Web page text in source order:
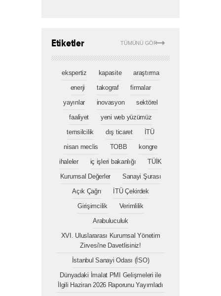
TÜMÜNÜ GÖR
Etiketler
ekspertiz kapasite
araştırma
enerji
takograf
firmalar
yayınlar
inovasyon
sektörel
faaliyet
yeni web yüzümüz
temsilcilik
dış ticaret
İTÜ
nisan meclis
TOBB
kongre
ihaleler
iç işleri bakanlığı
TÜİK
Kurumsal Değerler
Sanayi Şurası
Açık Çağrı
İTÜ Çekirdek
Girişimcilik
Verimlilik
Arabuluculuk
XVI. Uluslararası Kurumsal Yönetim
Zirvesi'ne Davetlisiniz!
İstanbul Sanayi Odası (İSO)
Dünyadaki İmalat PMI Gelişmeleri ile
İlgili Haziran 2026 Raporunu Yayımladı